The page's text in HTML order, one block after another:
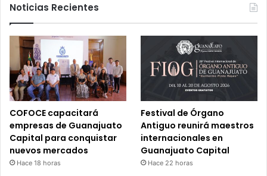
Noticias Recientes
COFOCE capacitará
empresas de Guanajuato
Capital para conquistar
nuevos mercados
Hace 18 horas
Festival de Órgano
Antiguo reunirá maestros
internacionales en
Guanajuato Capital
Hace 22 horas